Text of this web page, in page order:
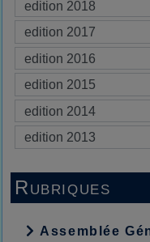
Rubriques
Assemblée